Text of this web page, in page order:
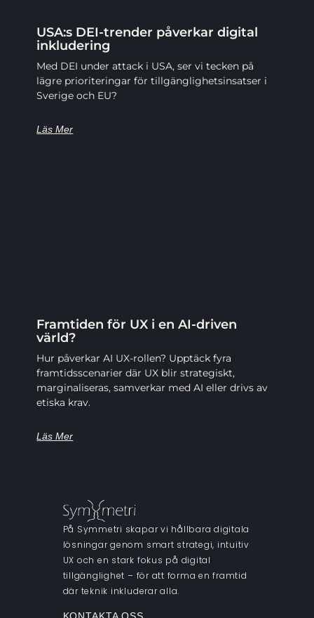
USA:s DEI-trender påverkar digital
inkludering
Med DEI under attack i USA, ser vi tecken på
lägre prioriteringar för tillgänglighetsinsatser i
Sverige och EU?
Läs Mer
Framtiden för UX i en AI-driven
värld?
Hur påverkar AI UX-rollen? Upptäck fyra
framtidsscenarier där UX blir strategiskt,
marginaliseras, samverkar med AI eller drivs av
etiska krav.
Läs Mer
På Symmetri skapar vi hållbara digitala
lösningar genom smart strategi, intuitiv
UX och en stark fokus på digital
tillgänglighet – för att forma en framtid
där teknik inkluderar alla.